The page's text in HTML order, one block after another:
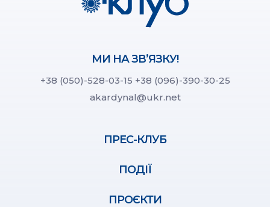
МИ НА ЗВ’ЯЗКУ!
+38 (050)-528-03-15 +38 (096)-390-30-25
akardynal@ukr.net
ПРЕС-КЛУБ
ПОДІЇ
ПРОЄКТИ